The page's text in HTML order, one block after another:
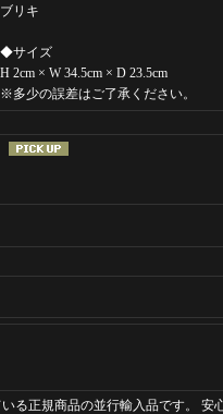
ブリキ
◆サイズ
H 2cm × W 34.5cm × D 23.5cm
※多少の誤差はご了承ください。
る正規商品の並行輸入品です。 安